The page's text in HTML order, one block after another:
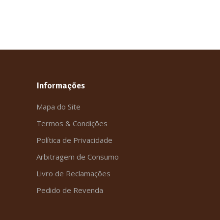
Informações
Mapa do Site
Termos & Condições
Política de Privacidade
Arbitragem de Consumo
Livro de Reclamações
Pedido de Revenda